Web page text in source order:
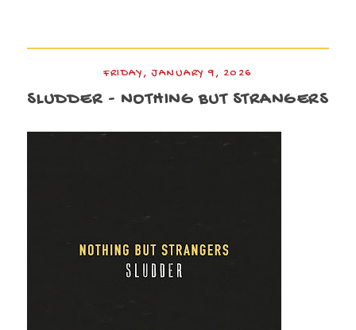
FRIDAY, JANUARY 9, 2026
SLUDDER - NOTHING BUT STRANGERS